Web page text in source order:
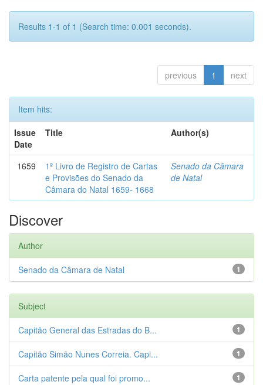
Results 1-1 of 1 (Search time: 0.001 seconds).
previous 1 next
Item hits:
Issue
Date
Title Author(s)
1659
1º Livro de Registro de Cartas
e Provisões do Senado da
Câmara do Natal 1659- 1668
Senado da Câmara
de Natal
Discover
Author
1
Senado da Câmara de Natal
Subject
1
Capitão General das Estradas do B...
1
Capitão Simão Nunes Correia. Capi...
1
Carta patente pela qual foi promo...